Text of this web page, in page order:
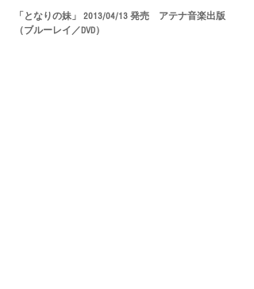
「となりの妹」 2013/04/13 発売　アテナ音楽出版
（ブルーレイ／DVD）